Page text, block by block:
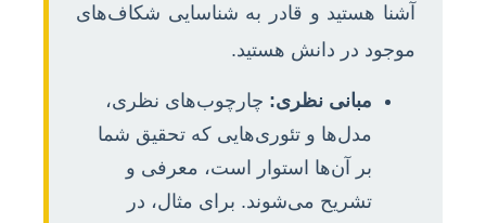
آشنا هستید و قادر به شناسایی شکاف‌های
موجود در دانش هستید.
مبانی نظری: چارچوب‌های نظری،
مدل‌ها و تئوری‌هایی که تحقیق شما
بر آن‌ها استوار است، معرفی و
تشریح می‌شوند. برای مثال، در